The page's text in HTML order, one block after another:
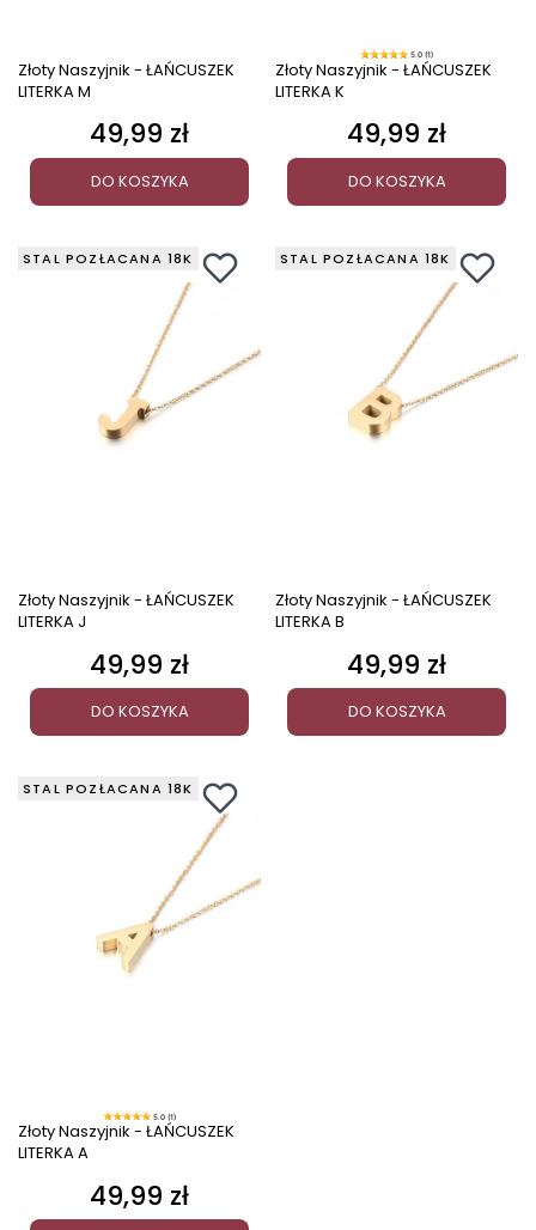
Złoty Naszyjnik - ŁAŃCUSZEK
LITERKA M
Cena
49,99 zł
DO KOSZYKA
5.0 (1)
Złoty Naszyjnik - ŁAŃCUSZEK
LITERKA K
Cena
49,99 zł
DO KOSZYKA
STAL POZŁACANA 18K
Złoty Naszyjnik - ŁAŃCUSZEK
LITERKA J
Cena
49,99 zł
DO KOSZYKA
STAL POZŁACANA 18K
Złoty Naszyjnik - ŁAŃCUSZEK
LITERKA B
Cena
49,99 zł
DO KOSZYKA
STAL POZŁACANA 18K
5.0 (1)
Złoty Naszyjnik - ŁAŃCUSZEK
LITERKA A
Cena
49,99 zł